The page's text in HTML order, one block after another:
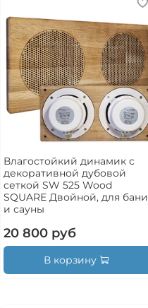
Влагостойкий динамик с
декоративной дубовой
сеткой SW 525 Wood
SQUARE Двойной, для бани
и сауны
20 800 руб
В корзину